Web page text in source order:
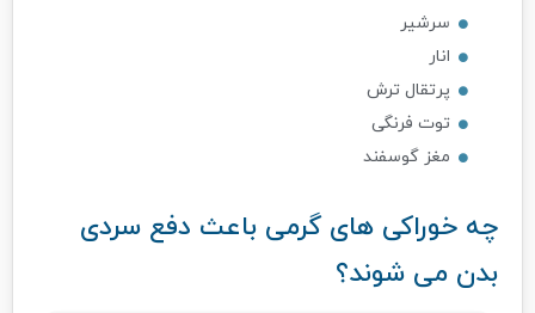
سرشیر
انار
پرتقال ترش
توت فرنگی
مغز گوسفند
چه خوراکی های گرمی باعث دفع سردی
بدن می شوند؟